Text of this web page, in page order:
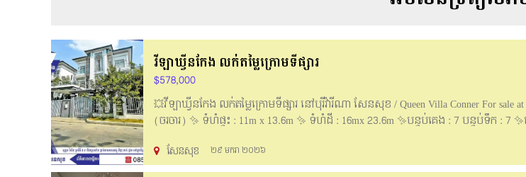
វីឡាឃ្វីនកែង លក់តម្លៃក្រោមទីផ្សារ
$578,000
💥វីឡាឃ្វីនកែង លក់តម្លៃក្រោមទីផ្សារ នៅបុរីវ៉ារីណា សែនសុខ / Queen Villa Conner For sale at
(ចរចារ) ✨ ទំហំផ្ទះ : 11m x 13.6m ✨ ទំហំដី : 16mx 23.6m ✨បន្ទប់គេង : 7 បន្ទប់ទឹក : 7 ✨ផ្
ទំនង / Phone : 085493148 👉https://t.me/samphorsmon168 #S092
សែនសុខ ២៩ មករា ២០២៦